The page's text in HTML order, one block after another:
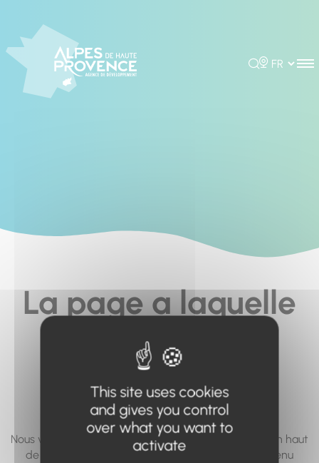
Rechercher
Choisir la
La page a laquelle
vous cherchez à
accéder n'existe
pas... ou plus.
Nous vous invitons à utiliser le moteur de recherche en haut
de page, ou à utiliser le menu pour trouver le contenu
This site uses cookies
and gives you control
over what you want to
activate